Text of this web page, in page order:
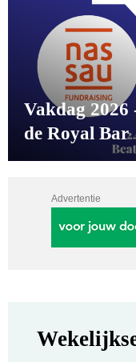
Vakdag 2026
de Royal Bar
Advertentie